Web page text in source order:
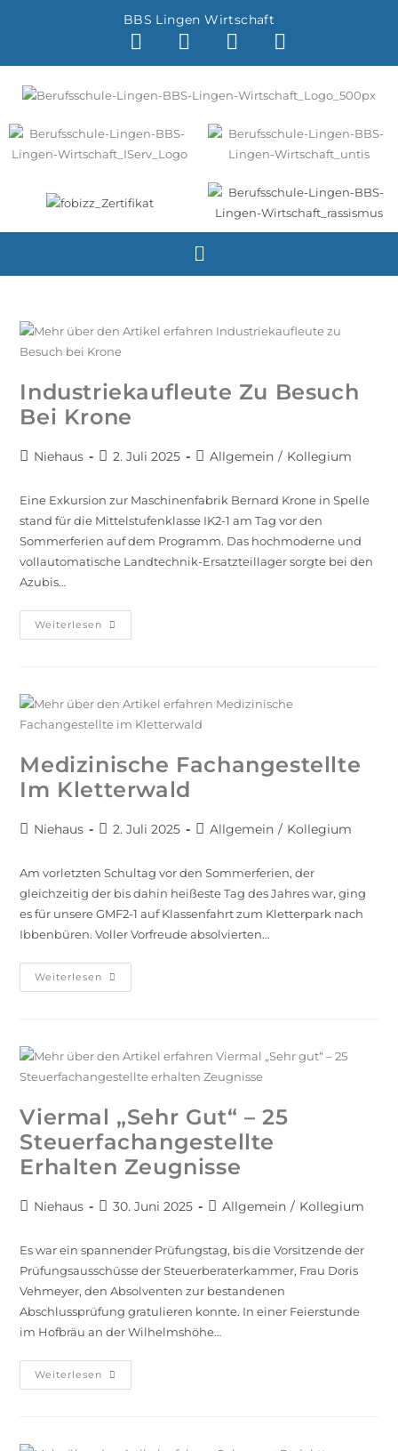
BBS Lingen Wirtschaft
Industriekaufleute Zu Besuch
Bei Krone
Niehaus 2. Juli 2025 Allgemein / Kollegium
Eine Exkursion zur Maschinenfabrik Bernard Krone in Spelle
stand für die Mittelstufenklasse IK2-1 am Tag vor den
Sommerferien auf dem Programm. Das hochmoderne und
vollautomatische Landtechnik-Ersatzteillager sorgte bei den
Azubis…
Weiterlesen
Medizinische Fachangestellte
Im Kletterwald
Niehaus 2. Juli 2025 Allgemein / Kollegium
Am vorletzten Schultag vor den Sommerferien, der
gleichzeitig der bis dahin heißeste Tag des Jahres war, ging
es für unsere GMF2-1 auf Klassenfahrt zum Kletterpark nach
Ibbenbüren. Voller Vorfreude absolvierten…
Weiterlesen
Viermal „Sehr Gut“ – 25
Steuerfachangestellte
Erhalten Zeugnisse
Niehaus 30. Juni 2025 Allgemein / Kollegium
Es war ein spannender Prüfungstag, bis die Vorsitzende der
Prüfungsausschüsse der Steuerberaterkammer, Frau Doris
Vehmeyer, den Absolventen zur bestandenen
Abschlussprüfung gratulieren konnte. In einer Feierstunde
im Hofbräu an der Wilhelmshöhe…
Weiterlesen